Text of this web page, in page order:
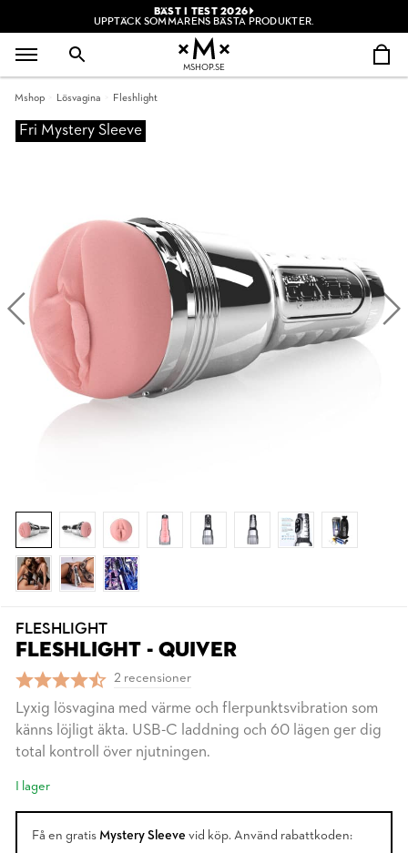
BÄST I TEST 2026
UPPTÄCK SOMMARENS BÄSTA PRODUKTER.
MSHOP.SE
Mshop Lösvagina Fleshlight
Fri Mystery Sleeve
FLESHLIGHT
FLESHLIGHT - QUIVER
2 recensioner
Lyxig lösvagina med värme och flerpunktsvibration som
känns löjligt äkta. USB-C laddning och 60 lägen ger dig
total kontroll över njutningen.
I lager
Få en gratis Mystery Sleeve vid köp. Använd rabattkoden: